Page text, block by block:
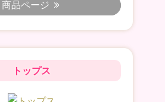
商品ページ
トップス